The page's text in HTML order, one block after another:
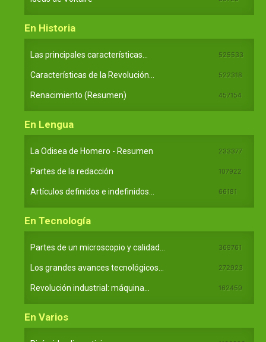
En Historia
Las principales características... 525533
Características de la Revolución... 522318
Renacimiento (Resumen) 457154
En Lengua
La Odisea de Homero - Resumen 233377
Partes de la redacción 107922
Artículos definidos e indefinidos... 66181
En Tecnología
Partes de un microscopio y calidad... 369761
Los grandes avances tecnológicos... 272923
Revolución industrial: máquina... 162459
En Varios